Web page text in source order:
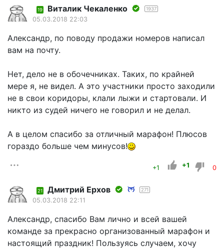
19 Виталик Чекаленко 1937
05.03.2018 22:03
Александр, по поводу продажи номеров написал
вам на почту.
Нет, дело не в обочечниках. Таких, по крайней
мере я, не видел. А это участники просто заходили
не в свои коридоры, клали лыжи и стартовали. И
никто из судей ничего не говорил и не делал.
А в целом спасибо за отличный марафон! Плюсов
гораздо больше чем минусов!
+1 +1 0
21 Дмитрий Ерхов 271
05.03.2018 22:11
Александр, спасибо Вам лично и всей вашей
команде за прекрасно организованный марафон и
настоящий праздник! Пользуясь случаем, хочу